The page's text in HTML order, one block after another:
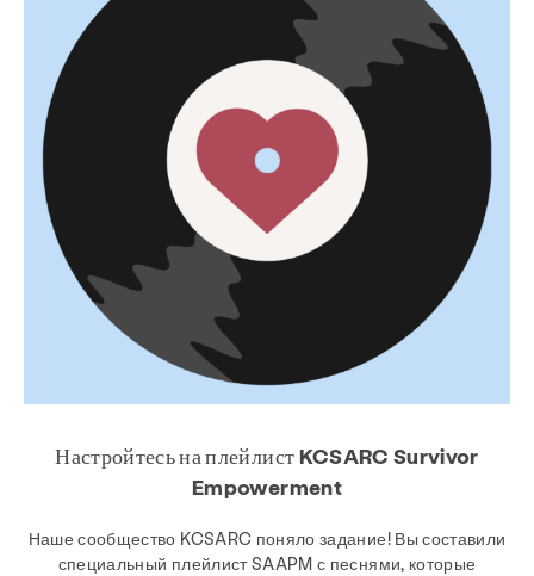
Новости и блог Контакт Работа
Часто задаваемые вопросы Пожертвовать
Искать в KCSARC
Настройтесь на плейлист KCSARC Survivor
Empowerment
Наше сообщество KCSARC поняло задание! Вы составили
специальный плейлист SAAPM с песнями, которые